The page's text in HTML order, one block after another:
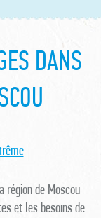
DANS
région de Moscou
et les besoins de